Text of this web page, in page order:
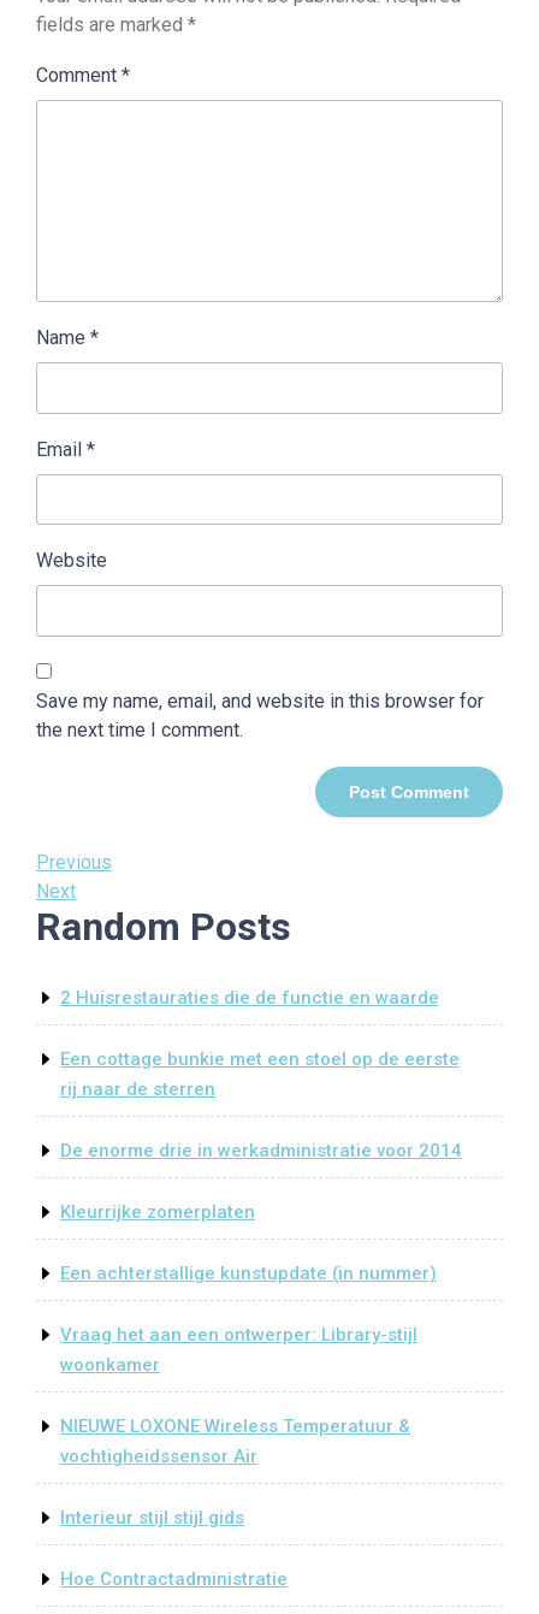
fields are marked *
Comment *
Name *
Email *
Website
Save my name, email, and website in this browser for
the next time I comment.
Post
navigation
Previous
Post
Previous
Next
Post
Next
Random Posts
2 Huisrestauraties die de functie en waarde
Een cottage bunkie met een stoel op de eerste
rij naar de sterren
De enorme drie in werkadministratie voor 2014
Kleurrijke zomerplaten
Een achterstallige kunstupdate (in nummer)
Vraag het aan een ontwerper: Library-stijl
woonkamer
NIEUWE LOXONE Wireless Temperatuur &
vochtigheidssensor Air
Interieur stijl stijl gids
Hoe Contractadministratie